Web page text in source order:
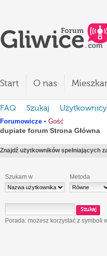
Start O nas
FAQ Szukaj Użytkownicy
Forumowicze • Gość
dupiate forum Strona Główna
Znajdź użytkowników spełniających
Szukam w Metoda
Porada: możesz korzystać z symboli